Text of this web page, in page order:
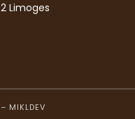
Limoges
MIKLDEV